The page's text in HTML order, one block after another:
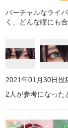
バーチャルなライ
く、どんな瞳にも合
2021年01月30日投
2 人が参考になった